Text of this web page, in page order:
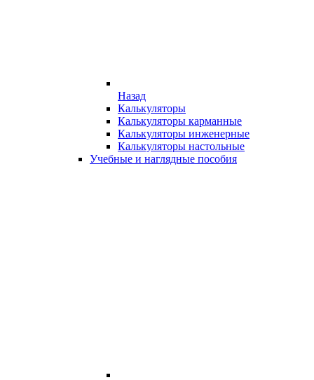
Назад
Калькуляторы
Калькуляторы карманные
Калькуляторы инженерные
Калькуляторы настольные
Учебные и наглядные пособия